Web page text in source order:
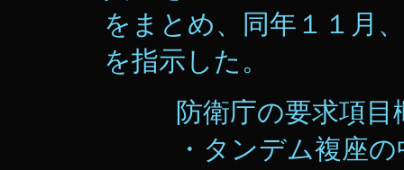
をまとめ、同年１１月
を指示した。
防衛庁の要求項目
・タンデム複座